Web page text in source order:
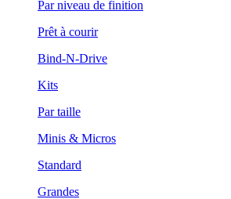
Par niveau de finition
Prêt à courir
Bind-N-Drive
Kits
Par taille
Minis & Micros
Standard
Grandes